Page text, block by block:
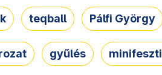
teqball Pálfi György
gyűlés